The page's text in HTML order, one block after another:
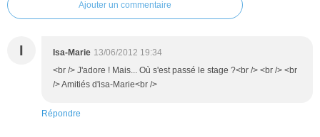
Ajouter un commentaire
I Isa-Marie 13/06/2012 19:34
<br /> J'adore ! Mais... Où s'est passé le stage ?<br /> <br /> <br
/> Amitiés d'isa-Marie<br />
Répondre